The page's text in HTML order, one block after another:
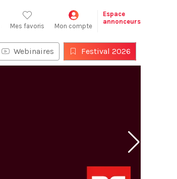
Mes favoris Mon compte
Espace
annonceurs
Webinaires Festival 2026